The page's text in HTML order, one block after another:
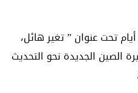
تحت عنوان ” تغير هائل،
الصين الجديدة نحو التحديث